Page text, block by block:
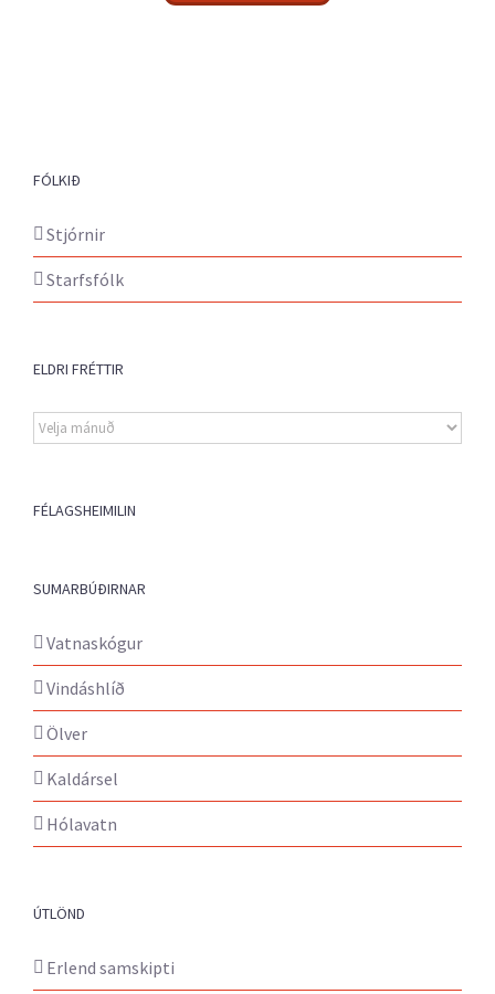
FÓLKIÐ
Stjórnir
Starfsfólk
ELDRI FRÉTTIR
Eldri
fréttir
FÉLAGSHEIMILIN
SUMARBÚÐIRNAR
Vatnaskógur
Vindáshlíð
Ölver
Kaldársel
Hólavatn
ÚTLÖND
Erlend samskipti